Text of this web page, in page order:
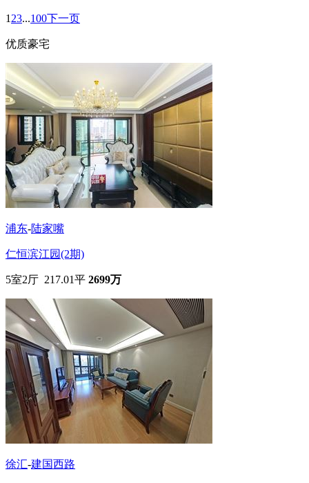
1 23...100下一页
优质豪宅
浦东-陆家嘴
仁恒滨江园(2期)
5室2厅 217.01平 2699万
徐汇-建国西路